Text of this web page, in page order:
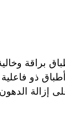
براقة
ذو
إزالة